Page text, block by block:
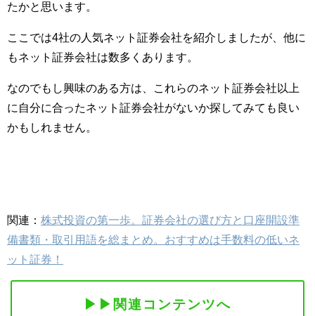
たかと思います。
ここでは4社の人気ネット証券会社を紹介しましたが、他に
もネット証券会社は数多くあります。
なのでもし興味のある方は、これらのネット証券会社以上
に自分に合ったネット証券会社がないか探してみても良い
かもしれません。
関連： 株式投資の第一歩。証券会社の選び方と口座開設準
備書類・取引用語を総まとめ。おすすめは手数料の低いネ
ット証券！
▶︎▶︎関連コンテンツへ